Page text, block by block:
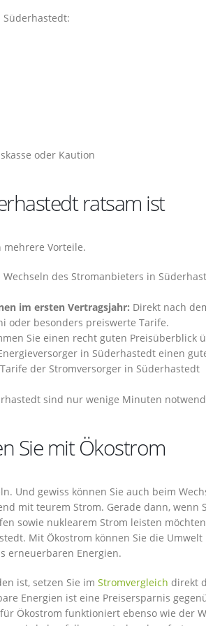
oder Kaution
ratsam ist
mehrere Vorteile.
des Stromanbieters in
im ersten Vertragsjahr: Direkt nach
oder besonders preiswerte Tarife.
Sie einen recht guten Preisüberblick
in Süderhastedt einen
der Stromversorger in Süderhastedt
sind nur wenige Minuten
Sie mit Ökostrom
Und gewiss können Sie auch beim
mit teurem Strom. Gerade dann, wenn
sowie nuklearem Strom leisten
Mit Ökostrom können Sie die Umwelt
erneuerbaren Energien.
ist, setzen Sie im Stromvergleich direkt
Energien ist eine Preisersparnis
Ökostrom funktioniert ebenso wie der